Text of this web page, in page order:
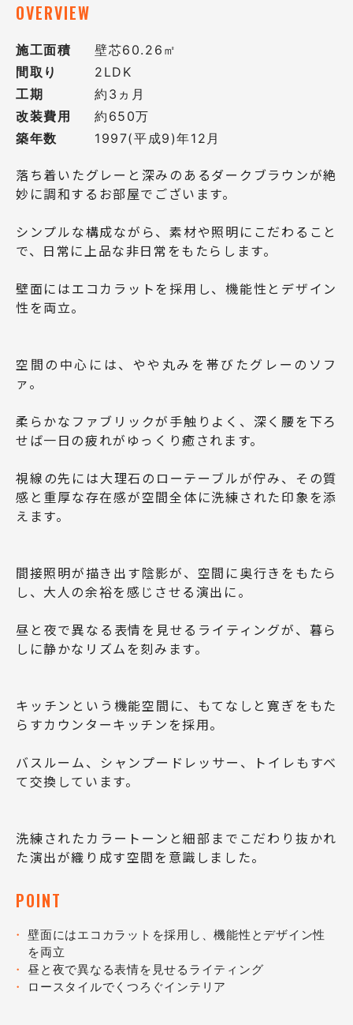
OVERVIEW
施工面積
壁芯60.26㎡
間取り
2LDK
工期
約3ヵ月
改装費用
約650万
築年数
1997(平成9)年12月
落ち着いたグレーと深みのあるダークブラウンが絶
妙に調和するお部屋でございます。
シンプルな構成ながら、素材や照明にこだわること
で、日常に上品な非日常をもたらします。
壁面にはエコカラットを採用し、機能性とデザイン
性を両立。
空間の中心には、やや丸みを帯びたグレーのソフ
ァ。
柔らかなファブリックが手触りよく、深く腰を下ろ
せば一日の疲れがゆっくり癒されます。
視線の先には大理石のローテーブルが佇み、その質
感と重厚な存在感が空間全体に洗練された印象を添
えます。
間接照明が描き出す陰影が、空間に奥行きをもたら
し、大人の余裕を感じさせる演出に。
昼と夜で異なる表情を見せるライティングが、暮ら
しに静かなリズムを刻みます。
キッチンという機能空間に、もてなしと寛ぎをもた
らすカウンターキッチンを採用。
バスルーム、シャンプードレッサー、トイレもすべ
て交換しています。
洗練されたカラートーンと細部までこだわり抜かれ
た演出が織り成す空間を意識しました。
POINT
壁面にはエコカラットを採用し、機能性とデザイン性
を両立
昼と夜で異なる表情を見せるライティング
ロースタイルでくつろぐインテリア